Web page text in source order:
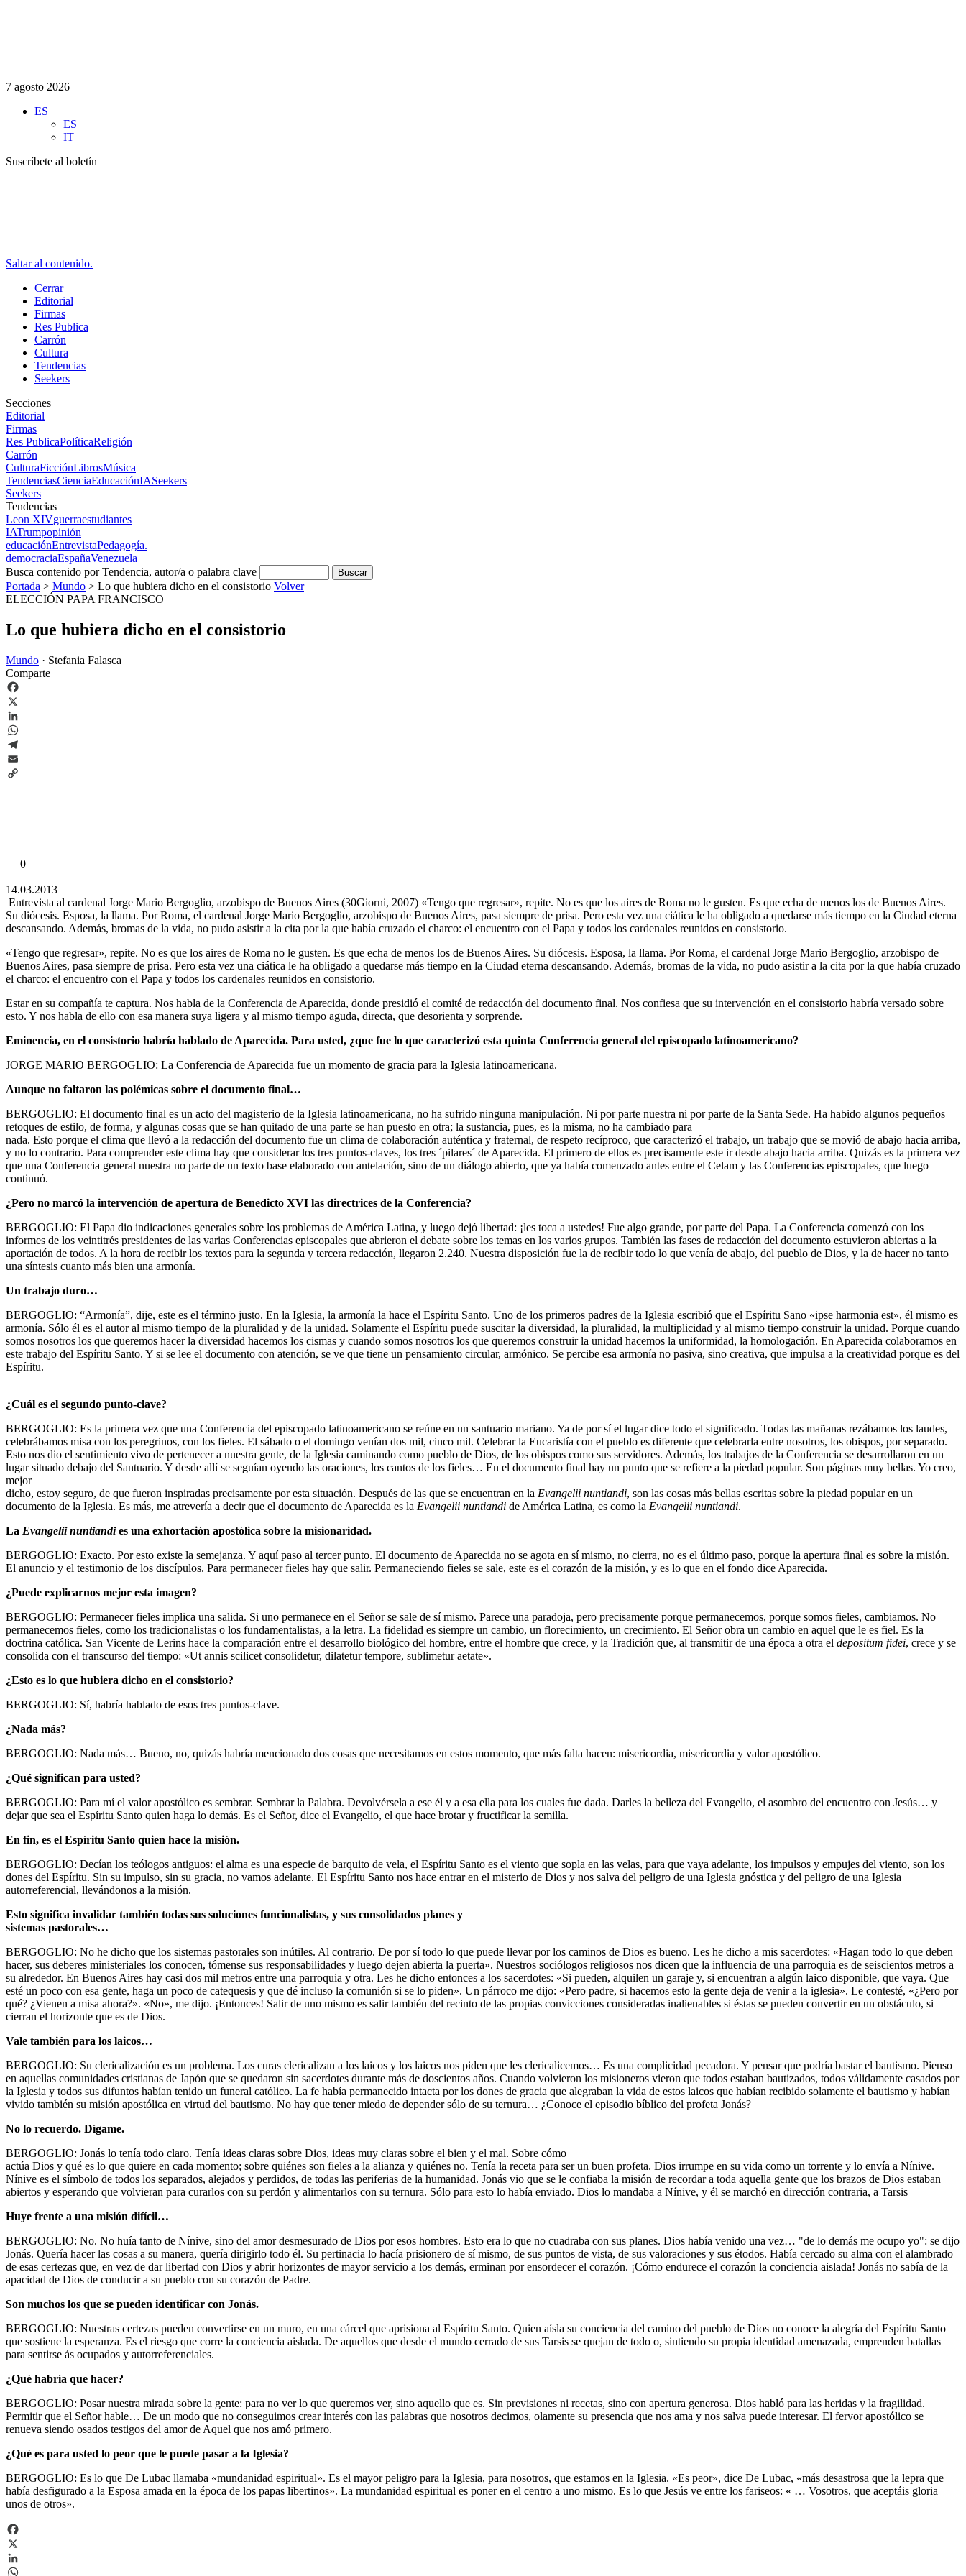
7 agosto 2026
ES
ES
IT
Suscríbete al boletín
Saltar al contenido.
Cerrar
Editorial
Firmas
Res Publica
Carrón
Cultura
Tendencias
Seekers
Secciones
Editorial
Firmas
Res PublicaPolíticaReligión
Carrón
CulturaFicciónLibrosMúsica
TendenciasCienciaEducaciónIASeekers
Seekers
Tendencias
Leon XIVguerraestudiantes
IATrumpopinión
educaciónEntrevistaPedagogía.
democraciaEspañaVenezuela
Busca contenido por Tendencia, autor/a o palabra clave
Portada > Mundo > Lo que hubiera dicho en el consistorio Volver
ELECCIÓN PAPA FRANCISCO
Lo que hubiera dicho en el consistorio
Mundo · Stefania Falasca
Comparte
Facebook
X
LinkedIn
WhatsApp
Telegram
Email
0
14.03.2013
Entrevista al cardenal Jorge Mario Bergoglio, arzobispo de Buenos Aires (30Giorni, 2007) «Tengo que regresar», repite. No es que los aires de Roma no le gusten. Es que echa de menos los de Buenos Aires.
Su diócesis. Esposa, la llama. Por Roma, el cardenal Jorge Mario Bergoglio, arzobispo de Buenos Aires, pasa siempre de prisa. Pero esta vez una ciática le ha obligado a quedarse más tiempo en la Ciudad eterna
descansando. Además, bromas de la vida, no pudo asistir a la cita por la que había cruzado el charco: el encuentro con el Papa y todos los cardenales reunidos en consistorio.
«Tengo que regresar», repite. No es que los aires de Roma no le gusten. Es que echa de menos los de Buenos Aires. Su diócesis. Esposa, la llama. Por Roma, el cardenal Jorge Mario Bergoglio, arzobispo de
Buenos Aires, pasa siempre de prisa. Pero esta vez una ciática le ha obligado a quedarse más tiempo en la Ciudad eterna descansando. Además, bromas de la vida, no pudo asistir a la cita por la que había cruzado
el charco: el encuentro con el Papa y todos los cardenales reunidos en consistorio.
Estar en su compañía te captura. Nos habla de la Conferencia de Aparecida, donde presidió el comité de redacción del documento final. Nos confiesa que su intervención en el consistorio habría versado sobre
esto. Y nos habla de ello con esa manera suya ligera y al mismo tiempo aguda, directa, que desorienta y sorprende.
Eminencia, en el consistorio habría hablado de Aparecida. Para usted, ¿que fue lo que caracterizó esta quinta Conferencia general del episcopado latinoamericano?
JORGE MARIO BERGOGLIO: La Conferencia de Aparecida fue un momento de gracia para la Iglesia latinoamericana.
Aunque no faltaron las polémicas sobre el documento final…
BERGOGLIO: El documento final es un acto del magisterio de la Iglesia latinoamericana, no ha sufrido ninguna manipulación. Ni por parte nuestra ni por parte de la Santa Sede. Ha habido algunos pequeños
retoques de estilo, de forma, y algunas cosas que se han quitado de una parte se han puesto en otra; la sustancia, pues, es la misma, no ha cambiado para
nada. Esto porque el clima que llevó a la redacción del documento fue un clima de colaboración auténtica y fraternal, de respeto recíproco, que caracterizó el trabajo, un trabajo que se movió de abajo hacia arriba,
y no lo contrario. Para comprender este clima hay que considerar los tres puntos-claves, los tres ´pilares´ de Aparecida. El primero de ellos es precisamente este ir desde abajo hacia arriba. Quizás es la primera vez
que una Conferencia general nuestra no parte de un texto base elaborado con antelación, sino de un diálogo abierto, que ya había comenzado antes entre el Celam y las Conferencias episcopales, que luego
continuó.
¿Pero no marcó la intervención de apertura de Benedicto XVI las directrices de la Conferencia?
BERGOGLIO: El Papa dio indicaciones generales sobre los problemas de América Latina, y luego dejó libertad: ¡les toca a ustedes! Fue algo grande, por parte del Papa. La Conferencia comenzó con los
informes de los veintitrés presidentes de las varias Conferencias episcopales que abrieron el debate sobre los temas en los varios grupos. También las fases de redacción del documento estuvieron abiertas a la
aportación de todos. A la hora de recibir los textos para la segunda y tercera redacción, llegaron 2.240. Nuestra disposición fue la de recibir todo lo que venía de abajo, del pueblo de Dios, y la de hacer no tanto
una síntesis cuanto más bien una armonía.
Un trabajo duro…
BERGOGLIO: “Armonía”, dije, este es el término justo. En la Iglesia, la armonía la hace el Espíritu Santo. Uno de los primeros padres de la Iglesia escribió que el Espíritu Sano «ipse harmonia est», él mismo es
armonía. Sólo él es el autor al mismo tiempo de la pluralidad y de la unidad. Solamente el Espíritu puede suscitar la diversidad, la pluralidad, la multiplicidad y al mismo tiempo construir la unidad. Porque cuando
somos nosotros los que queremos hacer la diversidad hacemos los cismas y cuando somos nosotros los que queremos construir la unidad hacemos la uniformidad, la homologación. En Aparecida colaboramos en
este trabajo del Espíritu Santo. Y si se lee el documento con atención, se ve que tiene un pensamiento circular, armónico. Se percibe esa armonía no pasiva, sino creativa, que impulsa a la creatividad porque es del
Espíritu.
¿Cuál es el segundo punto-clave?
BERGOGLIO: Es la primera vez que una Conferencia del episcopado latinoamericano se reúne en un santuario mariano. Ya de por sí el lugar dice todo el significado. Todas las mañanas rezábamos los laudes,
celebrábamos misa con los peregrinos, con los fieles. El sábado o el domingo venían dos mil, cinco mil. Celebrar la Eucaristía con el pueblo es diferente que celebrarla entre nosotros, los obispos, por separado.
Esto nos dio el sentimiento vivo de pertenecer a nuestra gente, de la Iglesia caminando como pueblo de Dios, de los obispos como sus servidores. Además, los trabajos de la Conferencia se desarrollaron en un
lugar situado debajo del Santuario. Y desde allí se seguían oyendo las oraciones, los cantos de los fieles… En el documento final hay un punto que se refiere a la piedad popular. Son páginas muy bellas. Yo creo,
mejor
dicho, estoy seguro, de que fueron inspiradas precisamente por esta situación. Después de las que se encuentran en la Evangelii nuntiandi, son las cosas más bellas escritas sobre la piedad popular en un
documento de la Iglesia. Es más, me atrevería a decir que el documento de Aparecida es la Evangelii nuntiandi de América Latina, es como la Evangelii nuntiandi.
La Evangelii nuntiandies una exhortación apostólica sobre la misionaridad.
BERGOGLIO: Exacto. Por esto existe la semejanza. Y aquí paso al tercer punto. El documento de Aparecida no se agota en sí mismo, no cierra, no es el último paso, porque la apertura final es sobre la misión.
El anuncio y el testimonio de los discípulos. Para permanecer fieles hay que salir. Permaneciendo fieles se sale, este es el corazón de la misión, y es lo que en el fondo dice Aparecida.
¿Puede explicarnos mejor esta imagen?
BERGOGLIO: Permanecer fieles implica una salida. Si uno permanece en el Señor se sale de sí mismo. Parece una paradoja, pero precisamente porque permanecemos, porque somos fieles, cambiamos. No
permanecemos fieles, como los tradicionalistas o los fundamentalistas, a la letra. La fidelidad es siempre un cambio, un florecimiento, un crecimiento. El Señor obra un cambio en aquel que le es fiel. Es la
doctrina católica. San Vicente de Lerins hace la comparación entre el desarrollo biológico del hombre, entre el hombre que crece, y la Tradición que, al transmitir de una época a otra el depositum fidei, crece y se
consolida con el transcurso del tiempo: «Ut annis scilicet consolidetur, dilatetur tempore, sublimetur aetate».
¿Esto es lo que hubiera dicho en el consistorio?
BERGOGLIO: Sí, habría hablado de esos tres puntos-clave.
¿Nada más?
BERGOGLIO: Nada más… Bueno, no, quizás habría mencionado dos cosas que necesitamos en estos momento, que más falta hacen: misericordia, misericordia y valor apostólico.
¿Qué significan para usted?
BERGOGLIO: Para mí el valor apostólico es sembrar. Sembrar la Palabra. Devolvérsela a ese él y a esa ella para los cuales fue dada. Darles la belleza del Evangelio, el asombro del encuentro con Jesús… y
dejar que sea el Espíritu Santo quien haga lo demás. Es el Señor, dice el Evangelio, el que hace brotar y fructificar la semilla.
En fin, es el Espíritu Santo quien hace la misión.
BERGOGLIO: Decían los teólogos antiguos: el alma es una especie de barquito de vela, el Espíritu Santo es el viento que sopla en las velas, para que vaya adelante, los impulsos y empujes del viento, son los
dones del Espíritu. Sin su impulso, sin su gracia, no vamos adelante. El Espíritu Santo nos hace entrar en el misterio de Dios y nos salva del peligro de una Iglesia gnóstica y del peligro de una Iglesia
autorreferencial, llevándonos a la misión.
Esto significa invalidar también todas sus soluciones funcionalistas, y sus consolidados planes y
sistemas pastorales…
BERGOGLIO: No he dicho que los sistemas pastorales son inútiles. Al contrario. De por sí todo lo que puede llevar por los caminos de Dios es bueno. Les he dicho a mis sacerdotes: «Hagan todo lo que deben
hacer, sus deberes ministeriales los conocen, tómense sus responsabilidades y luego dejen abierta la puerta». Nuestros sociólogos religiosos nos dicen que la influencia de una parroquia es de seiscientos metros a
su alrededor. En Buenos Aires hay casi dos mil metros entre una parroquia y otra. Les he dicho entonces a los sacerdotes: «Si pueden, alquilen un garaje y, si encuentran a algún laico disponible, que vaya. Que
esté un poco con esa gente, haga un poco de catequesis y que dé incluso la comunión si se lo piden». Un párroco me dijo: «Pero padre, si hacemos esto la gente deja de venir a la iglesia». Le contesté, «¿Pero por
qué? ¿Vienen a misa ahora?». «No», me dijo. ¡Entonces! Salir de uno mismo es salir también del recinto de las propias convicciones consideradas inalienables si éstas se pueden convertir en un obstáculo, si
cierran el horizonte que es de Dios.
Vale también para los laicos…
BERGOGLIO: Su clericalización es un problema. Los curas clericalizan a los laicos y los laicos nos piden que les clericalicemos… Es una complicidad pecadora. Y pensar que podría bastar el bautismo. Pienso
en aquellas comunidades cristianas de Japón que se quedaron sin sacerdotes durante más de doscientos años. Cuando volvieron los misioneros vieron que todos estaban bautizados, todos válidamente casados por
la Iglesia y todos sus difuntos habían tenido un funeral católico. La fe había permanecido intacta por los dones de gracia que alegraban la vida de estos laicos que habían recibido solamente el bautismo y habían
vivido también su misión apostólica en virtud del bautismo. No hay que tener miedo de depender sólo de su ternura… ¿Conoce el episodio bíblico del profeta Jonás?
No lo recuerdo. Dígame.
BERGOGLIO: Jonás lo tenía todo claro. Tenía ideas claras sobre Dios, ideas muy claras sobre el bien y el mal. Sobre cómo
actúa Dios y qué es lo que quiere en cada momento; sobre quiénes son fieles a la alianza y quiénes no. Tenía la receta para ser un buen profeta. Dios irrumpe en su vida como un torrente y lo envía a Nínive.
Nínive es el símbolo de todos los separados, alejados y perdidos, de todas las periferias de la humanidad. Jonás vio que se le confiaba la misión de recordar a toda aquella gente que los brazos de Dios estaban
abiertos y esperando que volvieran para curarlos con su perdón y alimentarlos con su ternura. Sólo para esto lo había enviado. Dios lo mandaba a Nínive, y él se marchó en dirección contraria, a Tarsis
Huye frente a una misión difícil…
BERGOGLIO: No. No huía tanto de Nínive, sino del amor desmesurado de Dios por esos hombres. Esto era lo que no cuadraba con sus planes. Dios había venido una vez… "de lo demás me ocupo yo": se dijo
Jonás. Quería hacer las cosas a su manera, quería dirigirlo todo él. Su pertinacia lo hacía prisionero de sí mismo, de sus puntos de vista, de sus valoraciones y sus étodos. Había cercado su alma con el alambrado
de esas certezas que, en vez de dar libertad con Dios y abrir horizontes de mayor servicio a los demás, erminan por ensordecer el corazón. ¡Cómo endurece el corazón la conciencia aislada! Jonás no sabía de la
apacidad de Dios de conducir a su pueblo con su corazón de Padre.
Son muchos los que se pueden identificar con Jonás.
BERGOGLIO: Nuestras certezas pueden convertirse en un muro, en una cárcel que aprisiona al Espíritu Santo. Quien aísla su conciencia del camino del pueblo de Dios no conoce la alegría del Espíritu Santo
que sostiene la esperanza. Es el riesgo que corre la conciencia aislada. De aquellos que desde el mundo cerrado de sus Tarsis se quejan de todo o, sintiendo su propia identidad amenazada, emprenden batallas
para sentirse ás ocupados y autorreferenciales.
¿Qué habría que hacer?
BERGOGLIO: Posar nuestra mirada sobre la gente: para no ver lo que queremos ver, sino aquello que es. Sin previsiones ni recetas, sino con apertura generosa. Dios habló para las heridas y la fragilidad.
Permitir que el Señor hable… De un modo que no conseguimos crear interés con las palabras que nosotros decimos, olamente su presencia que nos ama y nos salva puede interesar. El fervor apostólico se
renueva siendo osados testigos del amor de Aquel que nos amó primero.
¿Qué es para usted lo peor que le puede pasar a la Iglesia?
BERGOGLIO: Es lo que De Lubac llamaba «mundanidad espiritual». Es el mayor peligro para la Iglesia, para nosotros, que estamos en la Iglesia. «Es peor», dice De Lubac, «más desastrosa que la lepra que
había desfigurado a la Esposa amada en la época de los papas libertinos». La mundanidad espiritual es poner en el centro a uno mismo. Es lo que Jesús ve entre los fariseos: « … Vosotros, que aceptáis gloria
unos de otros».
Facebook
X
LinkedIn